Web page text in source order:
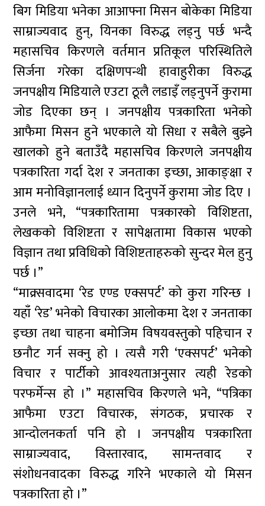
बिग मिडिया भनेका आआफ्ना मिसन बोकेका मिडिया
साम्राज्यवाद हुन्, यिनका विरुद्ध लड्नु पर्छ भन्दै
महासचिव किरणले वर्तमान प्रतिकूल परिस्थितिले
सिर्जना गरेका दक्षिणपन्थी हावाहुरीका विरुद्ध
जनपक्षीय मिडियाले एउटा ठूलै लडाइँ लड्नुपर्ने कुरामा
जोड दिएका छन् । जनपक्षीय पत्रकारिता भनेको
आफैमा मिसन हुने भएकाले यो सिधा र सबैले बुझ्ने
खालको हुने बताउँदै महासचिव किरणले जनपक्षीय
पत्रकारिता गर्दा देश र जनताका इच्छा, आकाङ्क्षा र
आम मनोविज्ञानलाई ध्यान दिनुपर्ने कुरामा जोड दिए ।
उनले भने, “पत्रकारितामा पत्रकारको विशिष्टता,
लेखकको विशिष्टता र सापेक्षतामा विकास भएको
विज्ञान तथा प्रविधिको विशिष्टताहरुको सुन्दर मेल हुनु
पर्छ ।”
“माक्र्सवादमा ‘रेड एण्ड एक्सपर्ट’ को कुरा गरिन्छ ।
यहाँ ‘रेड’ भनेको विचारका आलोकमा देश र जनताका
इच्छा तथा चाहना बमोजिम विषयवस्तुको पहिचान र
छनौट गर्न सक्नु हो । त्यसै गरी ‘एक्सपर्ट’ भनेको
विचार र पार्टीको आवश्यताअनुसार त्यही रेडको
परफर्मेन्स हो ।” महासचिव किरणले भने, “पत्रिका
आफैमा एउटा विचारक, संगठक, प्रचारक र
आन्दोलनकर्ता पनि हो । जनपक्षीय पत्रकारिता
साम्राज्यवाद, विस्तारवाद, सामन्तवाद र
संशोधनवादका विरुद्ध गरिने भएकाले यो मिसन
पत्रकारिता हो ।”